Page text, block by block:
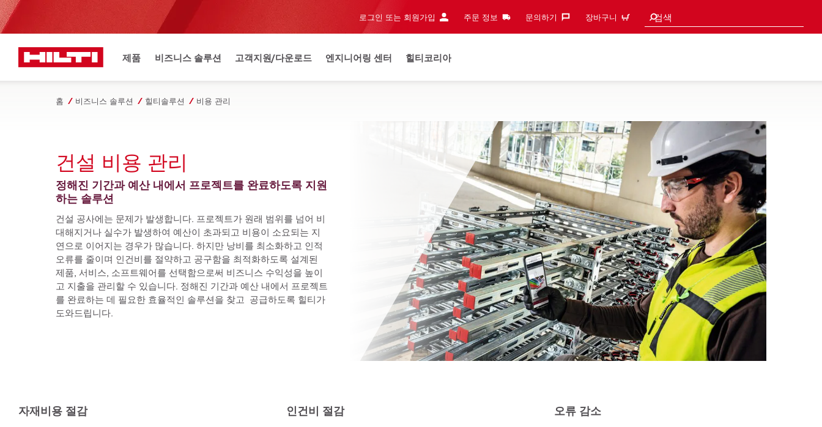
로그인 또는 회원가입 주문 정보 문의하기‎ 장바구니 검색
검색 추천
제품 비즈니스 솔루션 고객지원/다운로드 엔지니어링 센터 힐티코리아
홈 비즈니스 솔루션 힐티솔루션 비용 관리
건설 비용 관리
정해진 기간과 예산 내에서 프로젝트를 완료하도록 지원
하는 솔루션
건설 공사에는 문제가 발생합니다. 프로젝트가 원래 범위를 넘어 비
대해지거나 실수가 발생하여 예산이 초과되고 비용이 소요되는 지
연으로 이어지는 경우가 많습니다. 하지만 낭비를 최소화하고 인적
오류를 줄이며 인건비를 절약하고 공구함을 최적화하도록 설계된
제품, 서비스, 소프트웨어를 선택함으로써 비즈니스 수익성을 높이
고 지출을 관리할 수 있습니다. 정해진 기간과 예산 내에서 프로젝트
를 완료하는 데 필요한 효율적인 솔루션을 찾고  공급하도록 힐티가
도와드립니다.
자재비용 절감 인건비 절감 오류 감소